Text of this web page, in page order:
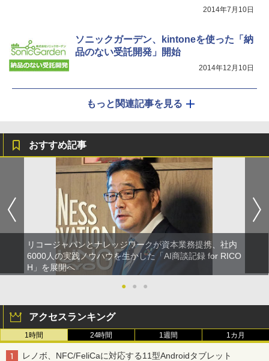
2014年7月10日
ソニックガーデン、kintoneを使った「納
品のない受託開発」開始
2014年12月10日
もっと関連記事を見る
おすすめ記事
リコージャパンとナレッジワークが資本業務提携、社内
6000人の実践ノウハウを生かした「AI商談記録 for RICO
H」を展開へ
●
● ●
アクセスランキング
1時間 24時間 1週間 1カ月
レノボ、NFC/FeliCaに対応する11型Androidタブレット